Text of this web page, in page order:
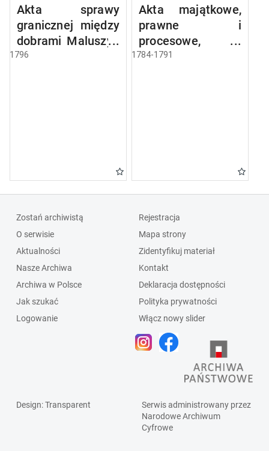
Akta sprawy
granicznej między
dobrami Maluszyn
i Gościęcin
1796
Akta majątkowe,
prawne i
procesowe,
Michała
1784-1791
Zostań archiwistą
O serwisie
Aktualności
Nasze Archiwa
Archiwa w Polsce
Jak szukać
Logowanie
Rejestracja
Mapa strony
Zidentyfikuj materiał
Kontakt
Deklaracja dostępności
Polityka prywatności
Włącz nowy slider
Design: Transparent
Serwis administrowany przez
Narodowe Archiwum
Cyfrowe